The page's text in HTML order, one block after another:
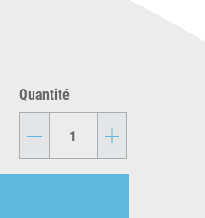
Quantité
- +